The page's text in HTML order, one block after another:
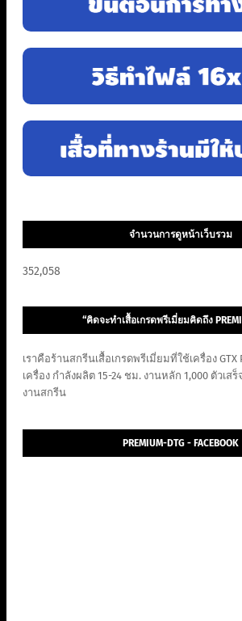
จำนวนการดูหน้าเว็บรวม
352,058
“คิดจะทำเสื้อเกรดพรีเมี่ยมคิดถึง
เราคือร้านสกรีนเสื้อเกรดพรีเมี่ยมที่ใช้เครื่อง
เครื่อง กำลังผลิต 15-24 ชม. งานหลัก 1,000 ตัวเ
งานสกรีน
PREMIUM-DTG - FACEBOOK